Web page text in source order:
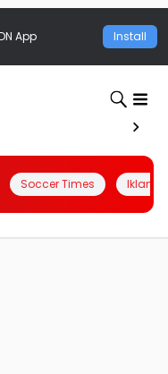
App Install
Soccer Times Iklanin